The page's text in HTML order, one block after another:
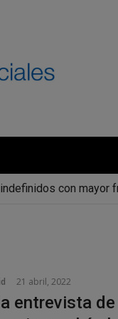
con mayor
21 abril, 2022
entrevista